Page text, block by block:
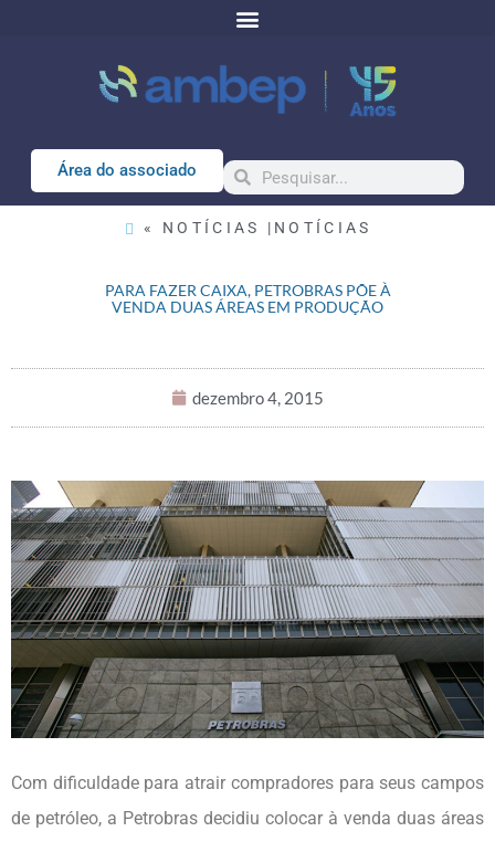
Área do associado
« NOTÍCIAS | NOTÍCIAS
PARA FAZER CAIXA, PETROBRAS PÕE À
VENDA DUAS ÁREAS EM PRODUÇÃO
dezembro 4, 2015
Com dificuldade para atrair compradores para seus campos
de petróleo, a Petrobras decidiu colocar à venda duas áreas